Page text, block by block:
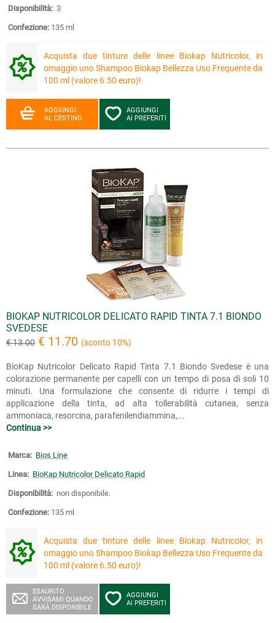
Disponibilità: 3
Confezione: 135 ml
Acquista due tinture delle linee Biokap Nutricolor, in
omaggio uno Shampoo Biokap Bellezza Uso Frequente da
100 ml (valore 6.50 euro)!
AGGIUNGI
AL CESTINO
AGGIUNGI
AI PREFERITI
BIOKAP NUTRICOLOR DELICATO RAPID TINTA 7.1 BIONDO
SVEDESE
€ 13.00 € 11.70 (sconto 10%)
BioKap Nutricolor Delicato Rapid Tinta 7.1 Biondo Svedese è una
colorazione permanente per capelli con un tempo di posa di soli 10
minuti. Una formulazione che consente di ridurre i tempi di
applicazione della tinta, ad alta tollerabilità cutanea, senza
ammoniaca, resorcina, parafenilendiammina,...
Continua >>
Marca: Bios Line
Linea: BioKap Nutricolor Delicato Rapid
Disponibilità: non disponibile.
Confezione: 135 ml
Acquista due tinture delle linee Biokap Nutricolor, in
omaggio uno Shampoo Biokap Bellezza Uso Frequente da
100 ml (valore 6.50 euro)!
ESAURITO
AVVISAMI QUANDO
SARÀ DISPONIBILE
AGGIUNGI
AI PREFERITI